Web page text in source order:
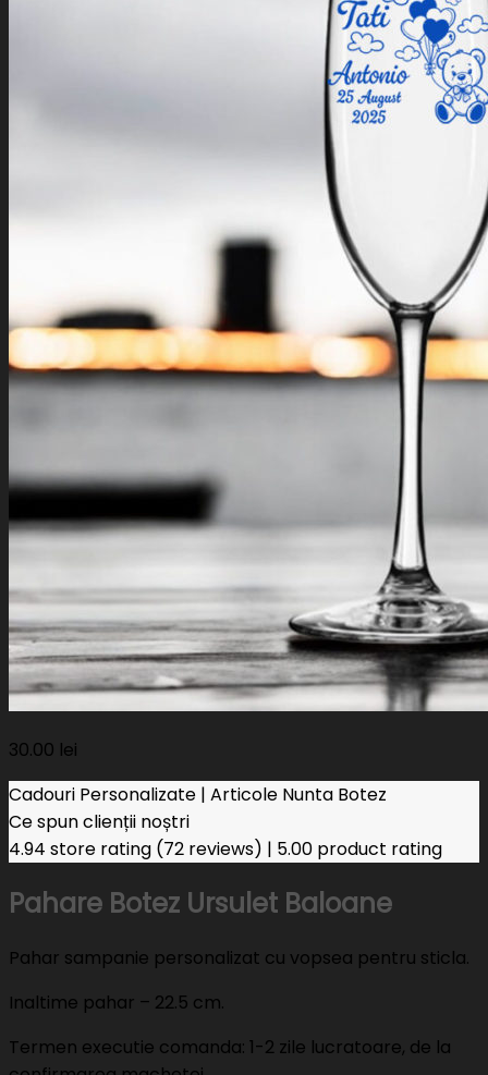
30.00 lei
Cadouri Personalizate | Articole Nunta Botez
Ce spun clienții noștri
4.94 store rating (72 reviews) | 5.00 product rating
Pahare Botez Ursulet Baloane
Pahar sampanie personalizat cu vopsea pentru sticla.
Inaltime pahar – 22.5 cm.
Termen executie comanda: 1-2 zile lucratoare, de la